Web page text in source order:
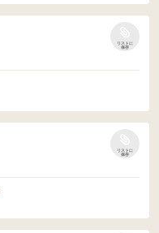
リストに
保存
リストに
保存